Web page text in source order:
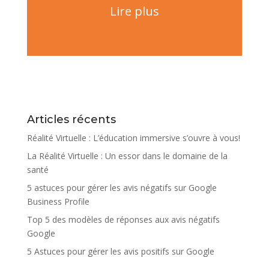
Lire plus
Articles récents
Réalité Virtuelle : L’éducation immersive s’ouvre à vous!
La Réalité Virtuelle : Un essor dans le domaine de la
santé
5 astuces pour gérer les avis négatifs sur Google
Business Profile
Top 5 des modèles de réponses aux avis négatifs
Google
5 Astuces pour gérer les avis positifs sur Google